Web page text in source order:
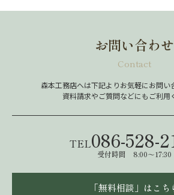
お問い合わせ
Contact
森本工務店へは下記よりお気軽にお問い
資料請求やご質問などにもご利用
TEL086-528-
受付時間 8:00～17:30
「無料相談」はこち